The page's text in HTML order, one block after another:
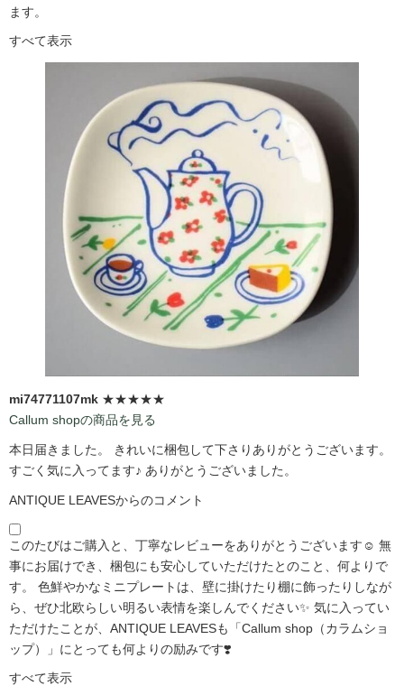
ます。
すべて表示
mi74771107mk ★★★★★
Callum shopの商品を見る
本日届きました。 きれいに梱包して下さりありがとうございます。
すごく気に入ってます♪ ありがとうございました。
ANTIQUE LEAVESからのコメント
このたびはご購入と、丁寧なレビューをありがとうございます☺️ 無
事にお届けでき、梱包にも安心していただけたとのこと、何よりで
す。 色鮮やかなミニプレートは、壁に掛けたり棚に飾ったりしなが
ら、ぜひ北欧らしい明るい表情を楽しんでください✨ 気に入ってい
ただけたことが、ANTIQUE LEAVESも「Callum shop（カラムショ
ップ）」にとっても何よりの励みです❣️
すべて表示